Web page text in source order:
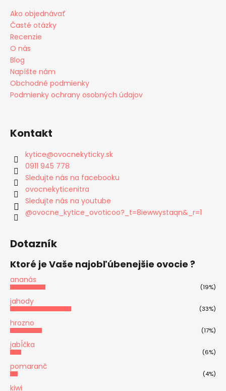
Ako objednávať
Časté otázky
Recenzie
O nás
Blog
Napíšte nám
Obchodné podmienky
Podmienky ochrany osobných údajov
Kontakt
kytice@ovocnekyticky.sk
0911 945 778
Sledujte nás na facebooku
ovocnekyticenitra
Sledujte nás na youtube
@ovocne_kytice_ovoticoo?_t=8iewwystaqn&_r=1
Dotazník
Ktoré je Vaše najobľúbenejšie ovocie ?
ananás
(19%)
jahody
(33%)
hrozno
(17%)
jabĺčka
(6%)
pomaranč
(4%)
kiwi